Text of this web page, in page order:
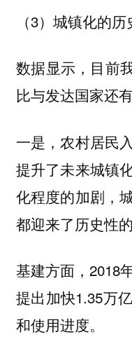
（3）城镇化的
数据显示，目前
比与发达国家还
一是，农村居民
提升了未来城镇
化程度的加剧，
都迎来了历史性的
基建方面，2018
提出加快1.35万
和使用进度。